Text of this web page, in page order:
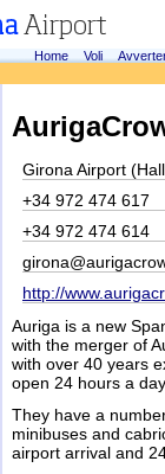
Home Voli
Girona Airport
+34 972 474 617
+34 972 474 614
http://
Auriga is a new
with the merger of
with over 40 years
open 24 hours a
They have a
minibuses and
airport arrival and